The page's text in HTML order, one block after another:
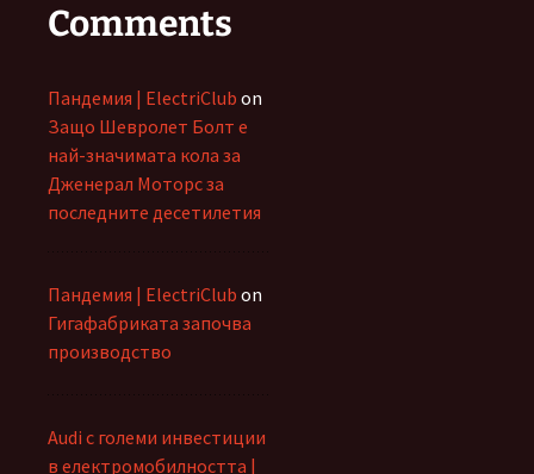
Comments
Пандемия | ElectriClub on
Защо Шевролет Болт е
най-значимата кола за
Дженерал Моторс за
последните десетилетия
Пандемия | ElectriClub on
Гигафабриката започва
производство
Audi с големи инвестиции
в електромобилността |